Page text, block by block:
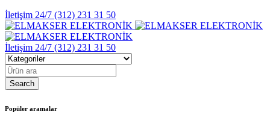
İletişim 24/7 (312) 231 31 50
İletişim 24/7 (312) 231 31 50
Popüler aramalar